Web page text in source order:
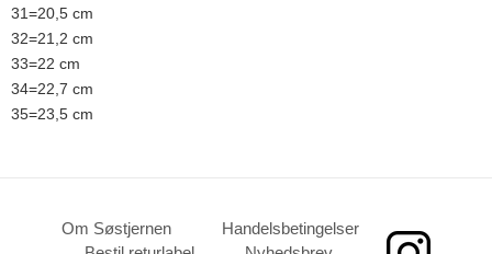
31=20,5 cm
32=21,2 cm
33=22 cm
34=22,7 cm
35=23,5 cm
Om Søstjernen
Handelsbetingelser